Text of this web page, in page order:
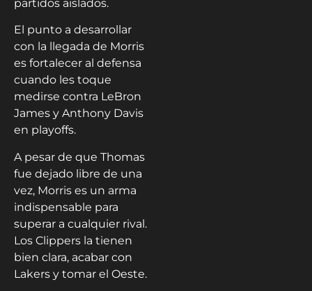
partidos aislados.
El punto a desarrollar
con la llegada de Morris
es fortalecer al defensa
cuando les toque
medirse contra LeBron
James y Anthony Davis
en playoffs.
A pesar de que Thomas
fue dejado libre de una
vez, Morris es un arma
indispensable para
superar a cualquier rival.
Los Clippers la tienen
bien clara, acabar con
Lakers y tomar el Oeste.